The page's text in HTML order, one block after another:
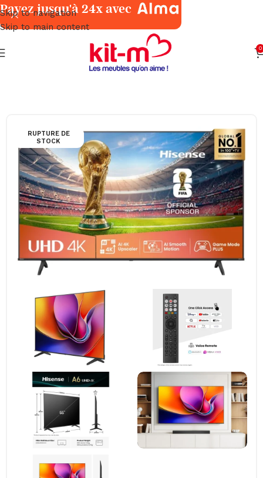
Skip to navigation
Skip to main content
0
TV & Multimédia Téléviseurs & Vidéo-Projecteurs
RUPTURE DE
STOCK
Payez jusqu'à 24x avec